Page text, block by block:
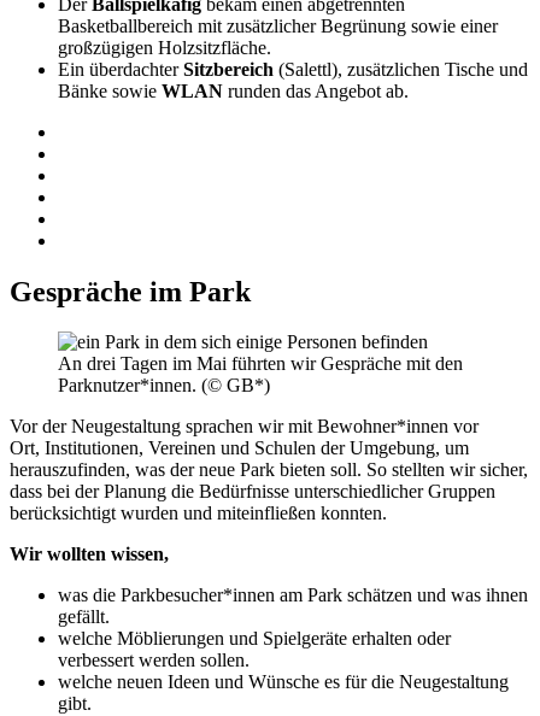
Basketballbereich mit zusätzlicher Begrünung sowie einer
großzügigen Holzsitzfläche.
Ein überdachterSitzbereich (Salettl), zusätzlichen Tische und
Bänke sowie WLAN runden das Angebot ab.
Gespräche im Park
An drei Tagen im Mai führten wir Gespräche mit den
Parknutzer*innen. (© GB*)
Vor der Neugestaltung sprachen wir mit Bewohner*innen vor
Ort, Institutionen, Vereinen und Schulen der Umgebung, um
herauszufinden, was der neue Park bieten soll. So stellten wir sicher,
dass bei der Planung die Bedürfnisse unterschiedlicher Gruppen
berücksichtigt wurden und miteinfließen konnten.
Wir wollten wissen,
was die Parkbesucher*innen am Park schätzen und was ihnen
gefällt.
welche Möblierungen und Spielgeräte erhalten oder
verbessert werden sollen.
welche neuen Ideen und Wünsche es für die Neugestaltung
gibt.